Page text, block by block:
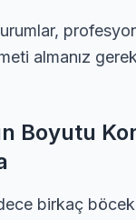
almanız
Boyutu
birkaç